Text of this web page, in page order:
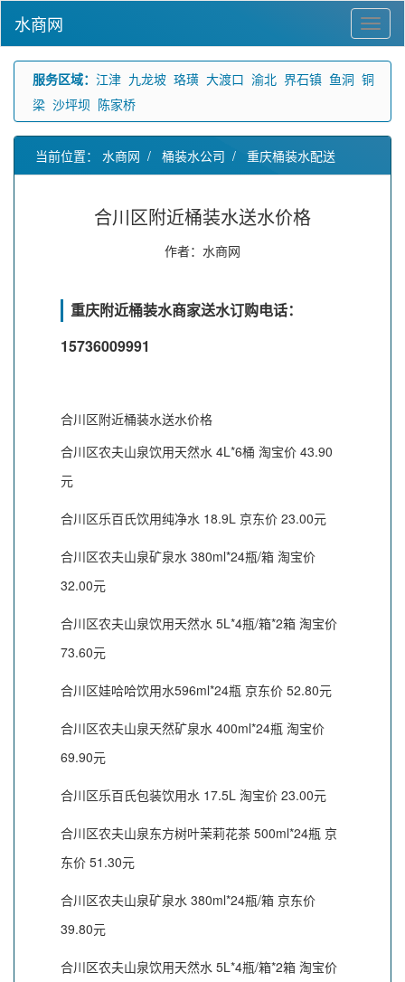
水商网
服务区域： 江津 九龙坡 珞璜 大渡口 渝北 界石镇 鱼洞 铜
梁 沙坪坝 陈家桥
当前位置： 水商网 / 桶装水公司 / 重庆桶装水配送
合川区附近桶装水送水价格
作者：水商网
重庆附近桶装水商家送水订购电话：
15736009991
合川区附近桶装水送水价格
合川区农夫山泉饮用天然水 4L*6桶 淘宝价 43.90
元
合川区乐百氏饮用纯净水 18.9L 京东价 23.00元
合川区农夫山泉矿泉水 380ml*24瓶/箱 淘宝价
32.00元
合川区农夫山泉饮用天然水 5L*4瓶/箱*2箱 淘宝价
73.60元
合川区娃哈哈饮用水596ml*24瓶 京东价 52.80元
合川区农夫山泉天然矿泉水 400ml*24瓶 淘宝价
69.90元
合川区乐百氏包装饮用水 17.5L 淘宝价 23.00元
合川区农夫山泉东方树叶茉莉花茶 500ml*24瓶 京
东价 51.30元
合川区农夫山泉矿泉水 380ml*24瓶/箱 京东价
39.80元
合川区农夫山泉饮用天然水 5L*4瓶/箱*2箱 淘宝价